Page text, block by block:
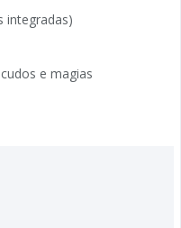
integradas)
e magias